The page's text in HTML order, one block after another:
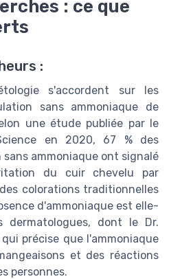
: ce que
:
s'accordent sur les
sans ammoniaque de
une étude publiée par le
en 2020, 67 % des
ammoniaque ont signalé
du cuir chevelu par
colorations traditionnelles
d'ammoniaque est elle-
dermatologues, dont le Dr.
précise que l'ammoniaque
et des réactions
personnes.